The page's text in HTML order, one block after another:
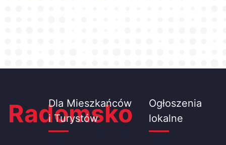
Radomsko
Dla Mieszkańców
i Turystów
Ogłoszenia
lokalne